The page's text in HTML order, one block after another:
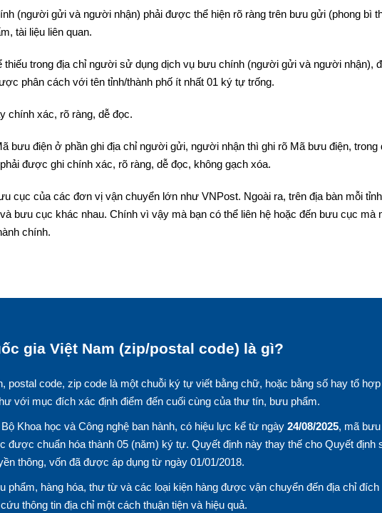
(người gửi và người nhận) phải được thể hiện rõ ràng trên bưu gửi (phong bì
tài liệu liên quan.
thiếu trong địa chỉ người sử dụng dịch vụ bưu chính (người gửi và người nhận),
phân cách với tên tỉnh/thành phố ít nhất 01 ký tự trống.
chính xác, rõ ràng, dễ đọc.
bưu điện ở phần ghi địa chỉ người gửi, người nhận thì ghi rõ Mã bưu điện, trong
được ghi chính xác, rõ ràng, dễ đọc, không gạch xóa.
cục của các đơn vị vận chuyển lớn như VNPost. Ngoài ra, trên địa bàn mỗi tỉnh
bưu cục khác nhau. Chính vì vậy mà bạn có thể liên hệ hoặc đến bưu cục mà
chính.
gia Việt Nam (zip/postal code) là gì?
postal code, zip code là một chuỗi ký tự viết bằng chữ, hoặc bằng số hay tổ
với mục đích xác định điểm đến cuối cùng của thư tín, bưu phẩm.
Khoa học và Công nghệ ban hành, có hiệu lực kể từ ngày 24/08/2025, mã
được chuẩn hóa thành 05 (năm) ký tự. Quyết định này thay thế cho Quyết định
thông, vốn đã được áp dụng từ ngày 01/01/2018.
phẩm, hàng hóa, thư từ và các loại kiện hàng được vận chuyển đến địa chỉ đích
thông tin địa chỉ một cách thuận tiện và hiệu quả.